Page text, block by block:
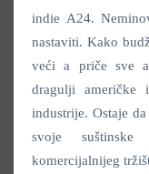
indie A24.
nastaviti. Kako
veći a priče sve
dragulji američke
industrije. Ostaje
svoje
komercijalnijeg